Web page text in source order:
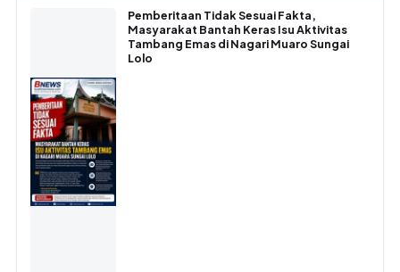
Pemberitaan Tidak Sesuai Fakta,
Masyarakat Bantah Keras Isu Aktivitas
Tambang Emas di Nagari Muaro Sungai
Lolo